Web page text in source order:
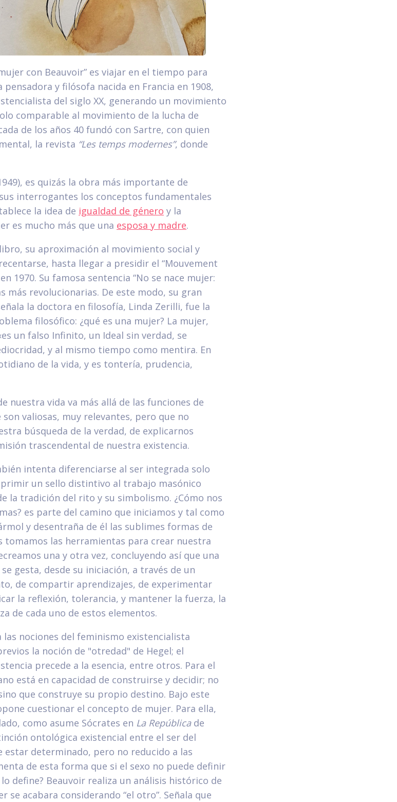
con Beauvoir” es viajar en el tiempo para
y filósofa nacida en Francia en 1908,
del siglo XX, generando un movimiento
comparable al movimiento de la lucha de
de los años 40 fundó con Sartre, con quien
la revista “Les temps modernes”, donde
es quizás la obra más importante de
interrogantes los conceptos fundamentales
la idea de igualdad de género y la
es mucho más que una esposa y madre.
su aproximación al movimiento social y
hasta llegar a presidir el “Mouvement
1970. Su famosa sentencia “No se nace mujer:
más revolucionarias. De este modo, su gran
la doctora en filosofía, Linda Zerilli, fue la
filosófico: ¿qué es una mujer? La mujer,
un falso Infinito, un Ideal sin verdad, se
y al mismo tiempo como mentira. En
de la vida, y es tontería, prudencia,
nuestra vida va más allá de las funciones de
valiosas, muy relevantes, pero que no
búsqueda de la verdad, de explicarnos
trascendental de nuestra existencia.
intenta diferenciarse al ser integrada solo
un sello distintivo al trabajo masónico
la tradición del rito y su simbolismo. ¿Cómo nos
es parte del camino que iniciamos y tal como
y desentraña de él las sublimes formas de
las herramientas para crear nuestra
una y otra vez, concluyendo así que una
gesta, desde su iniciación, a través de un
de compartir aprendizajes, de experimentar
la reflexión, tolerancia, y mantener la fuerza, la
de cada uno de estos elementos.
las nociones del feminismo existencialista
la noción de "otredad" de Hegel; el
precede a la esencia, entre otros. Para el
está en capacidad de construirse y decidir; no
que construye su propio destino. Bajo este
cuestionar el concepto de mujer. Para ella,
como asume Sócrates en La República de
ontológica existencial entre el ser del
estar determinado, pero no reducido a las
de esta forma que si el sexo no puede definir
define? Beauvoir realiza un análisis histórico de
se acabara considerando “el otro”. Señala que